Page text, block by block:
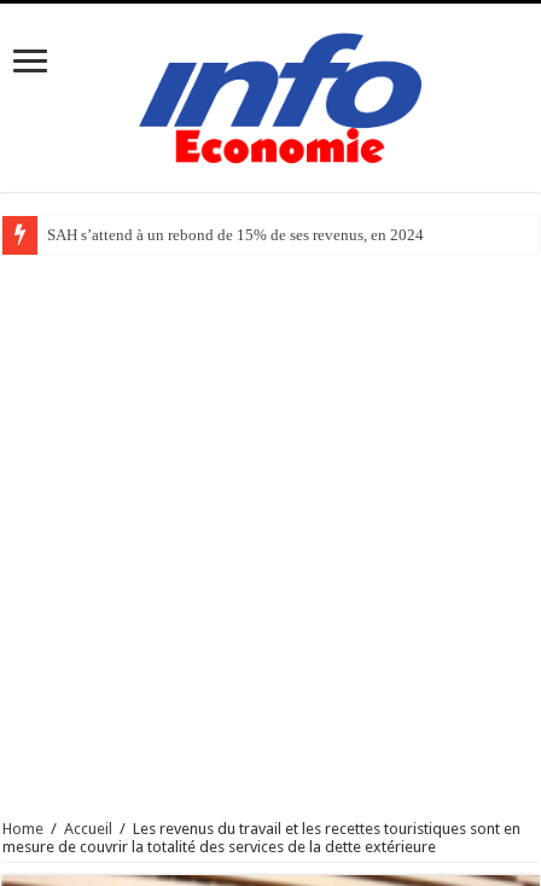
SAH s’attend à un rebond de 15% de ses revenus, en 2024
Home / Accueil / Les revenus du travail et les recettes touristiques sont en
mesure de couvrir la totalité des services de la dette extérieure